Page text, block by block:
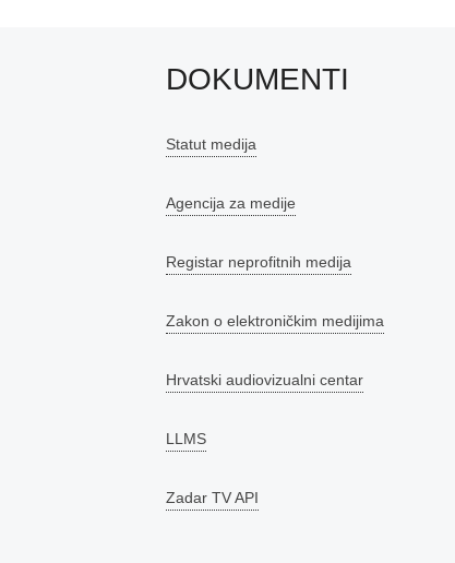
DOKUMENTI
Statut medija
Agencija za medije
Registar neprofitnih medija
Zakon o elektroničkim medijima
Hrvatski audiovizualni centar
LLMS
Zadar TV API